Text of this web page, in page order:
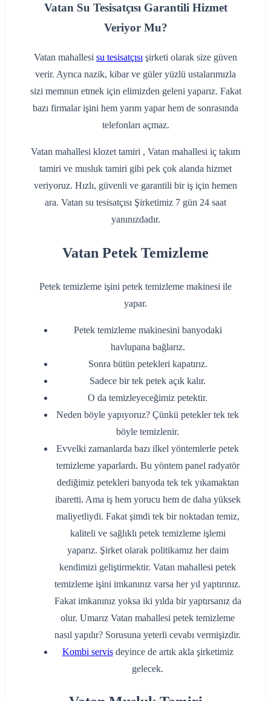
Vatan Su Tesisatçısı Garantili Hizmet
Veriyor Mu?
Vatan mahallesi su tesisatçısı şirketi olarak size güven
verir. Ayrıca nazik, kibar ve güler yüzlü ustalarımızla
sizi memnun etmek için elimizden geleni yaparız. Fakat
bazı firmalar işini hem yarım yapar hem de sonrasında
telefonları açmaz.
Vatan mahallesi klozet tamiri , Vatan mahallesi iç takım
tamiri ve musluk tamiri gibi pek çok alanda hizmet
veriyoruz. Hızlı, güvenli ve garantili bir iş için hemen
ara. Vatan su tesisatçısı Şirketimiz 7 gün 24 saat
yanınızdadır.
Vatan Petek Temizleme
Petek temizleme işini petek temizleme makinesi ile
yapar.
Petek temizleme makinesini banyodaki
havlupana bağlarız.
Sonra bütün petekleri kapatırız.
Sadece bir tek petek açık kalır.
O da temizleyeceğimiz petektir.
Neden böyle yapıyoruz? Çünkü petekler tek tek
böyle temizlenir.
Evvelki zamanlarda bazı ilkel yöntemlerle petek
temizleme yaparlardı. Bu yöntem panel radyatör
dediğimiz petekleri banyoda tek tek yıkamaktan
ibaretti. Ama iş hem yorucu hem de daha yüksek
maliyetliydi. Fakat şimdi tek bir noktadan temiz,
kaliteli ve sağlıklı petek temizleme işlemi
yaparız. Şirket olarak politikamız her daim
kendimizi geliştirmektir. Vatan mahallesi petek
temizleme işini imkanınız varsa her yıl yaptırınız.
Fakat imkanınız yoksa iki yılda bir yaptırsanız da
olur. Umarız Vatan mahallesi petek temizleme
nasıl yapılır? Sorusuna yeterli cevabı vermişizdir.
Kombi servisdeyince de artık akla şirketimiz
gelecek.